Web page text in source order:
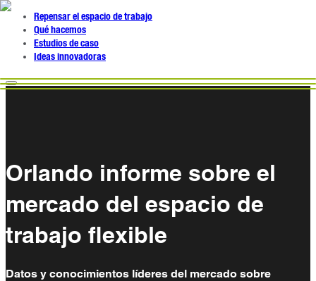
Repensar el espacio de trabajo
Qué hacemos
Estudios de caso
Ideas innovadoras
Orlando informe sobre el
mercado del espacio de
trabajo flexible
Datos y conocimientos líderes del mercado sobre